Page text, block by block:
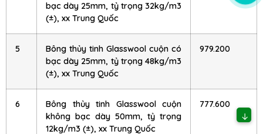
bạc dày 25mm, tỷ trọng 32kg/m3
(±), xx Trung Quốc
5
Bông thủy tinh Glasswool cuộn có
bạc dày 25mm, tỷ trọng 48kg/m3
(±), xx Trung Quốc
979.200
6
Bông thủy tinh Glasswool cuộn
không bạc dày 50mm, tỷ trọng
12kg/m3 (±), xx Trung Quốc
777.600
↓